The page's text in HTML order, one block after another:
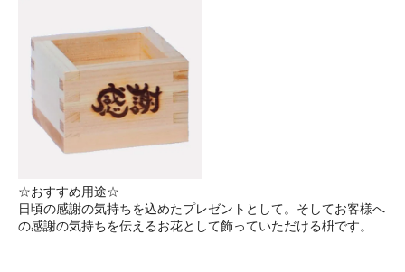
☆おすすめ用途☆
日頃の感謝の気持ちを込めたプレゼントとして。そしてお客様へ
の感謝の気持ちを伝えるお花として飾っていただける枡です。